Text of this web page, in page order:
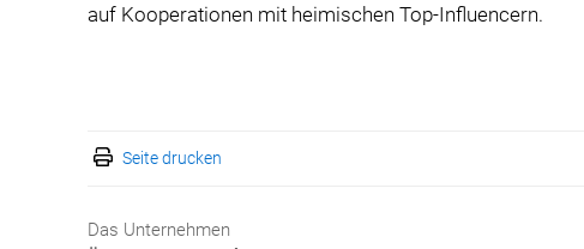
auf Kooperationen mit heimischen Top-Influencern.
Seite drucken
Das Unternehmen